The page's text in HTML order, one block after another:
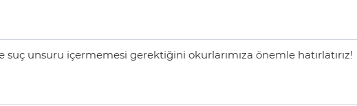
unsuru içermemesi gerektiğini okurlarımıza önemle hatırlatırız!